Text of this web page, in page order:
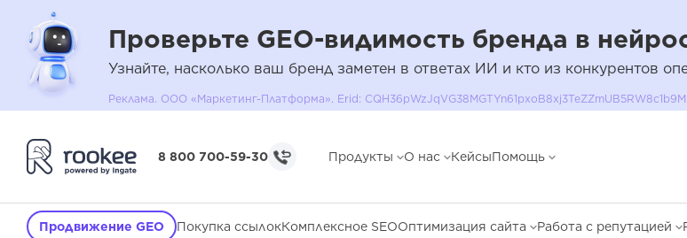
Проверьте GEO-видимость бренда в
Узнайте, насколько ваш бренд заметен в ответах ИИ и кто из конкурентов
Реклама. ООО «Маркетинг-Платформа». Erid:
8 800 700-59-30 Продукты О нас КейсыПомощь
Продвижение GEO Покупка ссылокКомплексное SEOОптимизация сайта Работа с репутацией